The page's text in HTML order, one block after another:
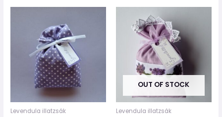
Levendula illatzsák
OUT OF STOCK
Levendula illatzsák